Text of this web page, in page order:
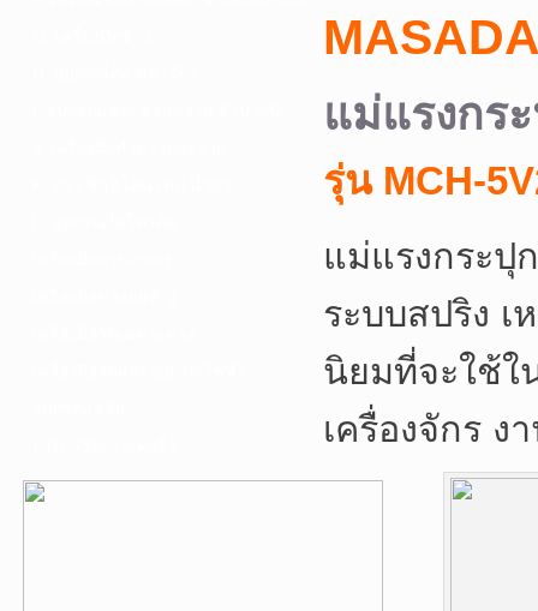
แม่แรงกร
รุ่น MCH-
แม่แรงกระปุ
ระบบสปริง เ
นิยมที่จะใช้ใ
เครื่องจักร ง